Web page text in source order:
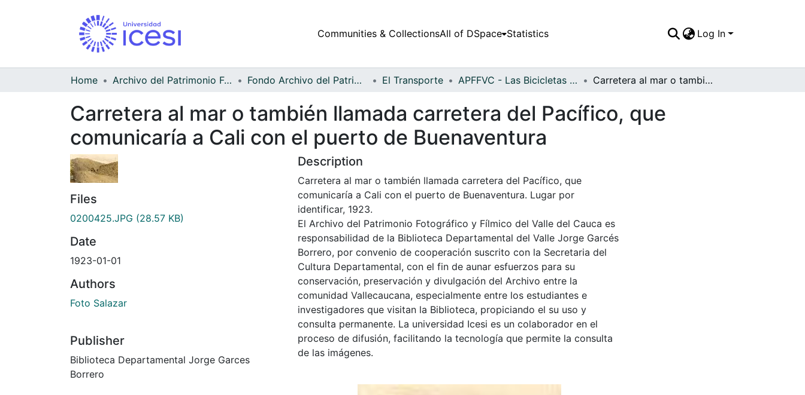
Communities & CollectionsAll of DSpace Statistics Log In
Home Archivo del Patrimonio Fotográfico y Fílmico del Valle del Cauca Fondo Archivo del Patrimonio Fotográfico y Fílmico del Valle del Cauca El Transporte APFFVC - Las Bicicletas y Ca - Patrimonial Carretera al mar o también llamada carretera del Pacífico, que comunicaría a Cali con el puerto de Buenaventura
Carretera al mar o también llamada carretera del Pacífico, que
comunicaría a Cali con el puerto de Buenaventura
Files
0200425.JPG (28.57 KB)
Date
1923-01-01
Authors
Foto Salazar
Publisher
Biblioteca Departamental Jorge Garces
Borrero
Description
Carretera al mar o también llamada carretera del Pacífico, que
comunicaría a Cali con el puerto de Buenaventura. Lugar por
identificar, 1923.
El Archivo del Patrimonio Fotográfico y Fílmico del Valle del Cauca es
responsabilidad de la Biblioteca Departamental del Valle Jorge Garcés
Borrero, por convenio de cooperación suscrito con la Secretaria del
Cultura Departamental, con el fin de aunar esfuerzos para su
conservación, preservación y divulgación del Archivo entre la
comunidad Vallecaucana, especialmente entre los estudiantes e
investigadores que visitan la Biblioteca, propiciando el su uso y
consulta permanente. La universidad Icesi es un colaborador en el
proceso de difusión, facilitando la tecnología que permite la consulta
de las imágenes.